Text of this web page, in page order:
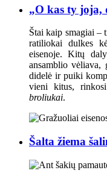
„O kas ty joja,
Štai kaip smagiai –
ratiliokai dulkes
eisenoje. Kitų
ansamblio vėliava,
didelė ir puiki
vieni kitus,
broliukai.
Šalta žiema